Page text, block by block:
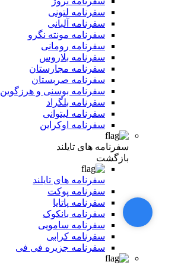
سفرنامه لتونی
سفرنامه آلبانی
سفرنامه مونته نگرو
سفرنامه رومانی
سفرنامه بلاروس
سفرنامه مجارستان
سفرنامه صربستان
سفرنامه بوسنی و هرزگوین
سفرنامه بلگراد
سفرنامه لیتوانی
سفرنامه اوکراین
سفرنامه های تایلند
بازگشت
سفرنامه های تایلند
سفرنامه پوکت
سفرنامه پاتایا
سفرنامه بانکوک
سفرنامه سامویی
سفرنامه کرابی
سفرنامه جزیره فی فی